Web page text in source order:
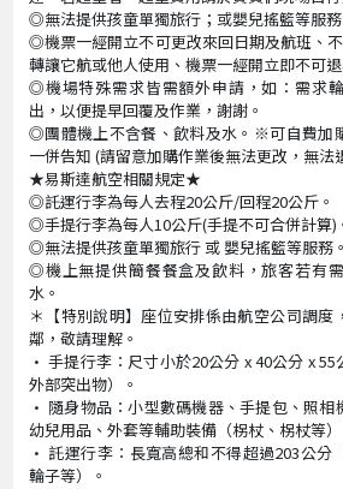
◎無法提供孩童單獨旅行；或嬰兒搖籃等服務
◎機票一經開立不可更改來回日期及航班、
轉讓它航或他人使用、機票一經開立即不可退
◎機場特殊需求皆需額外申請，如：需求
出，以便提早回覆及作業，謝謝。
◎團體機上不含餐、飲料及水。※可自費加
一併告知 (請留意加購作業後無法更改，無法
★易斯達航空相關規定★
◎託運行李為每人去程20公斤/回程20公斤。
◎手提行李為每人10公斤(手提不可合併計算)
◎無法提供孩童單獨旅行 或 嬰兒搖籃等服務。
◎機上無提供簡餐餐盒及飲料，旅客若有
水。
＊【特別說明】座位安排係由航空公司調度
鄰，敬請理解。
• 手提行李：尺寸小於20公分 x 40公分 x
外部突出物）。
• 隨身物品：小型數碼機器、手提包、照相
幼兒用品、外套等輔助裝備（柺杖、柺杖等
• 託運行李：長寬高總和不得超過203公分
輪子等）。